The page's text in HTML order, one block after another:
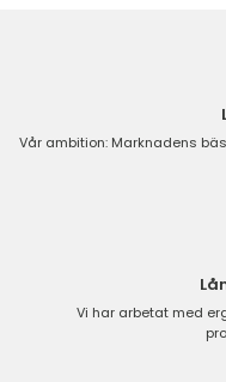
Vår ambition: Marknadens
Vi har arbetat med